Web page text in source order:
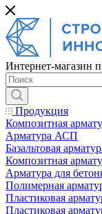
Интернет-магазин
Продукция
Композитная
Арматура АСП
Базальтовая
Композитная
Арматура для
Полимерная
Пластиковая
Пластиковая